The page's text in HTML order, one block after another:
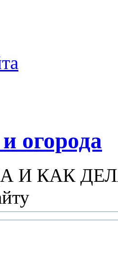
огорода
И КАК